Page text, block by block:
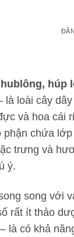
hublông, húp
loài cây
và hoa cái
chứa lớp
trưng và
ý.
song với
rất ít thảo
là có khả